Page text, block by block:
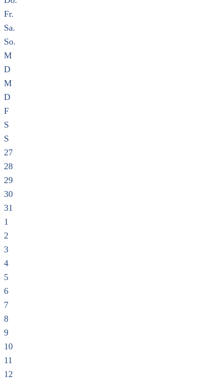
Fr.
Sa.
So.
M
D
M
D
F
S
S
27
28
29
30
31
1
2
3
4
5
6
7
8
9
10
11
12